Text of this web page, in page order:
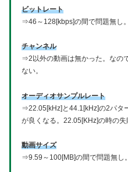
ビットレート
⇒46～128[kbps]の間で問題無し。
チャンネル
⇒2以外の動画は無かった。なの
ない。
オーディオサンプルレート
⇒22.05[kHz]と44.1[kHz]の2パタ
が良くなる。22.05[KHz]の時の失
動画サイズ
⇒9.59～100[MB]の間で問題無し。